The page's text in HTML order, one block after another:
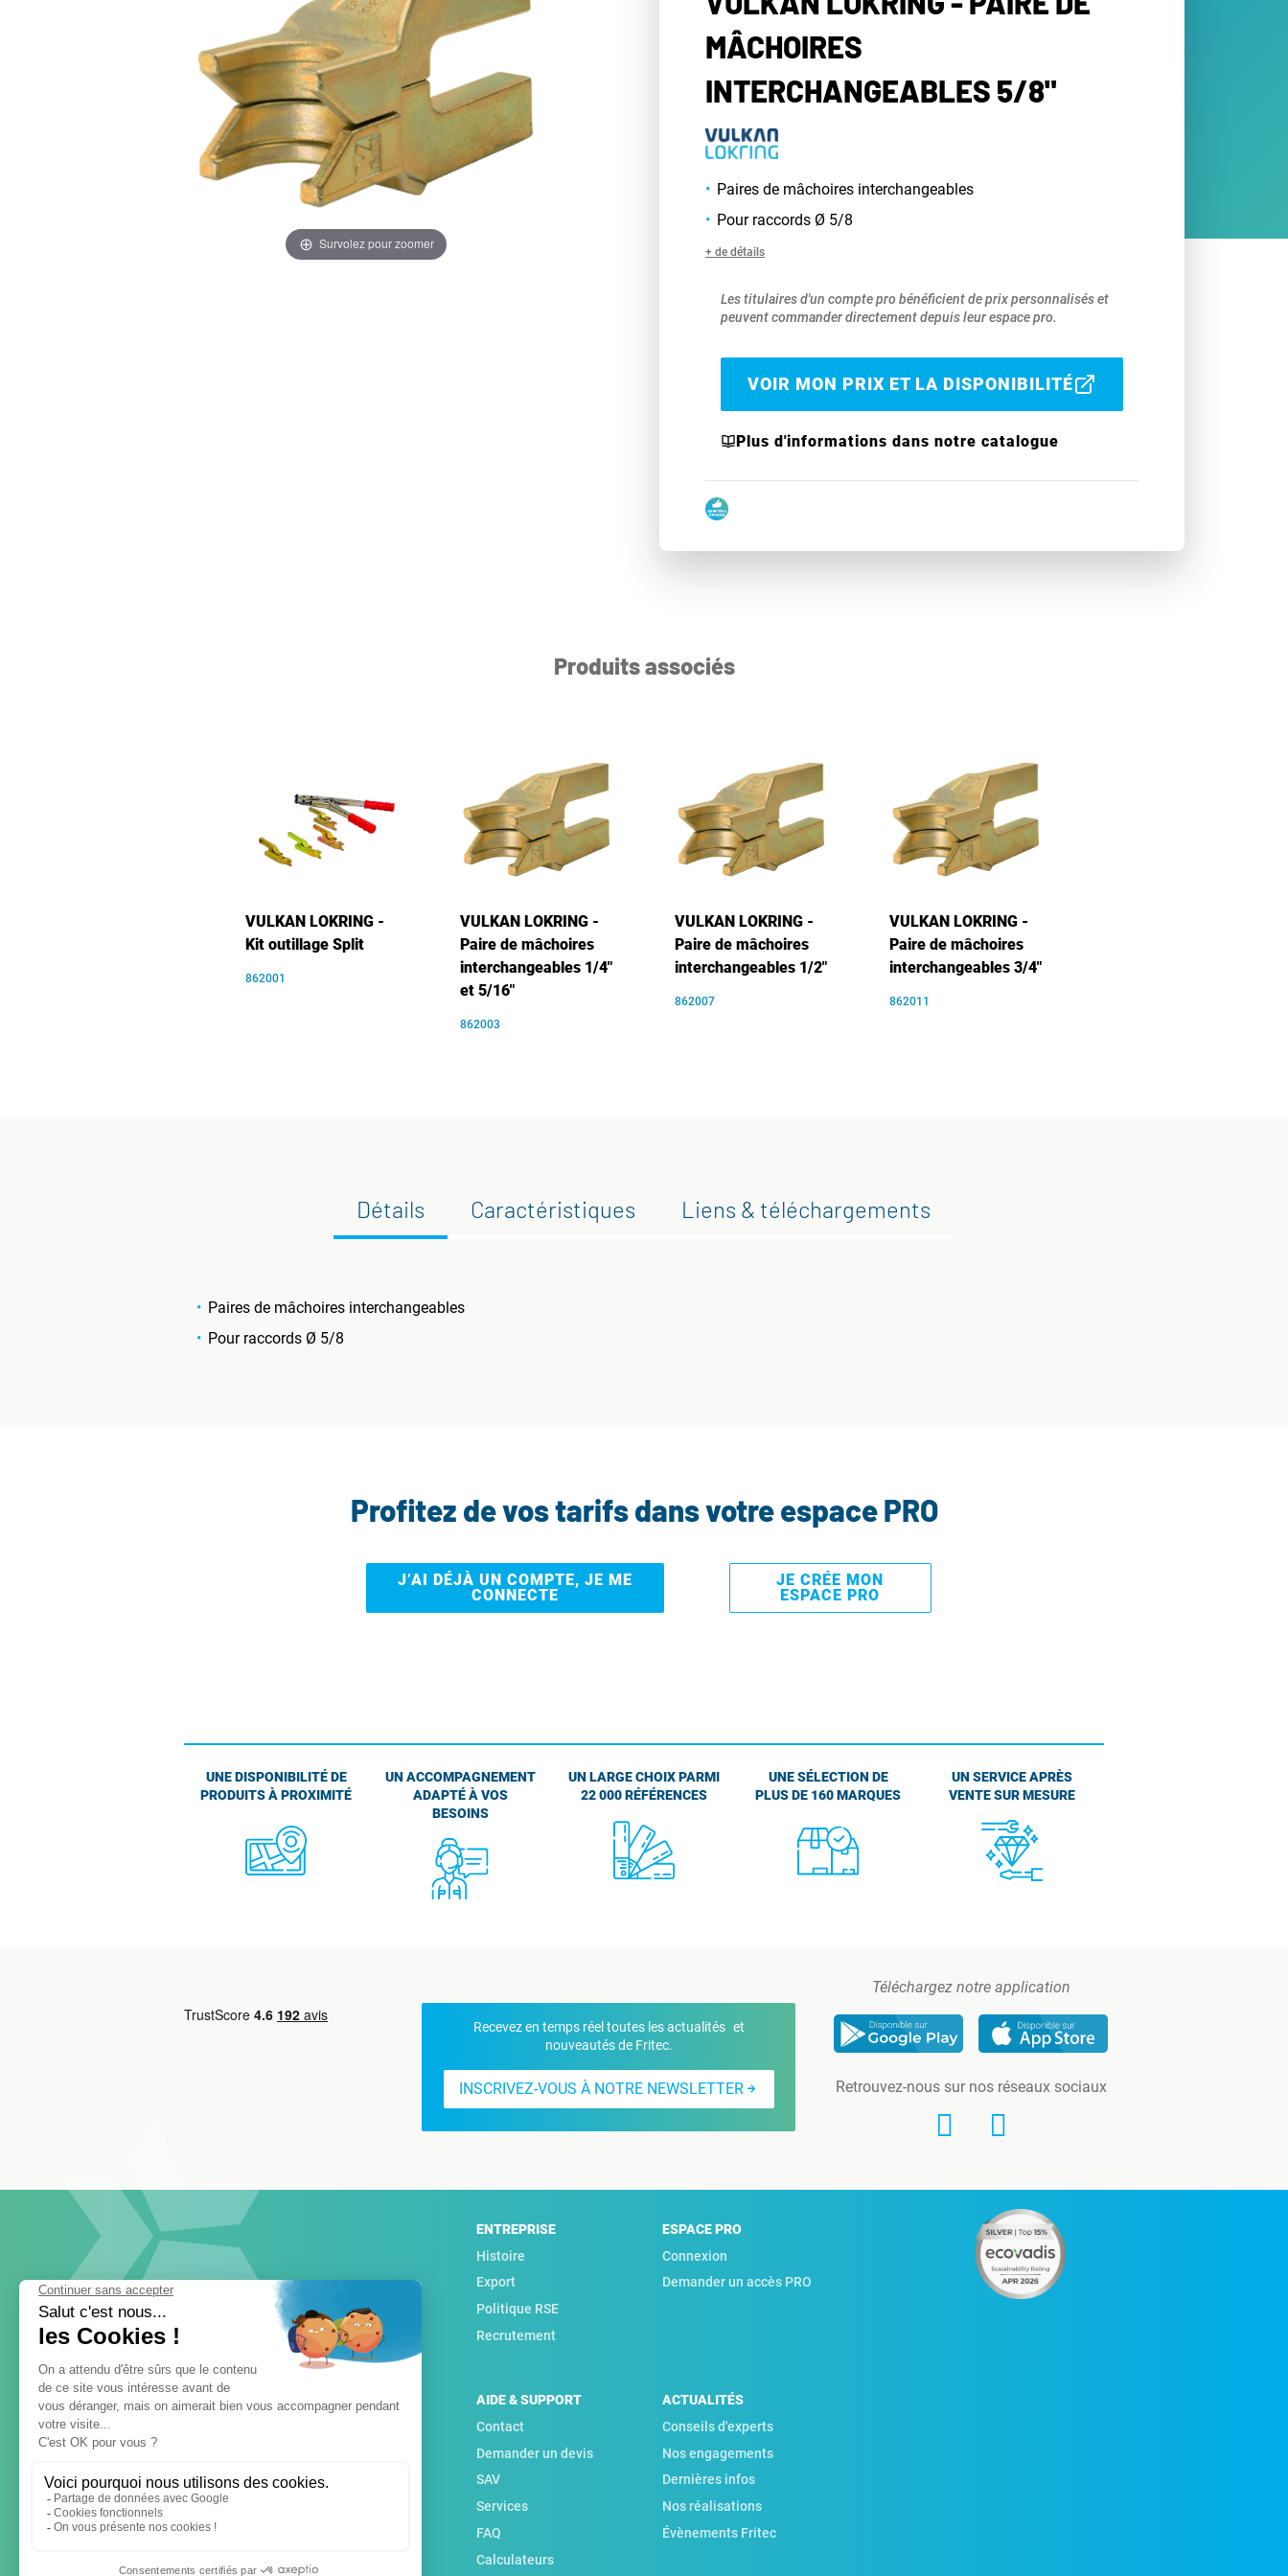
Survolez pour zoomer
MÂCHOIRES
INTERCHANGEABLES 5/8"
Paires de mâchoires interchangeables
Pour raccords Ø 5/8
+ de détails
Les titulaires d'un compte pro bénéficient de prix personnalisés et
peuvent commander directement depuis leur espace pro.
VOIR MON PRIX ET LA DISPONIBILITÉ
Plus d'informations dans notre catalogue
Produits associés
VULKAN LOKRING -
Kit outillage Split
862001
VULKAN LOKRING -
Paire de mâchoires
interchangeables 1/4"
et 5/16"
862003
VULKAN LOKRING -
Paire de mâchoires
interchangeables 1/2"
862007
VULKAN LOKRING -
Paire de mâchoires
interchangeables 3/4"
862011
Détails Caractéristiques Liens & téléchargements
Paires de mâchoires interchangeables
Pour raccords Ø 5/8
Profitez de vos tarifs dans votre espace PRO
J’AI DÉJÀ UN COMPTE, JE ME
CONNECTE
JE CRÉE MON
ESPACE PRO
UNE DISPONIBILITÉ DE
PRODUITS À PROXIMITÉ
UN ACCOMPAGNEMENT
ADAPTÉ À VOS
BESOINS
UN LARGE CHOIX PARMI
22 000 RÉFÉRENCES
UNE SÉLECTION DE
PLUS DE 160 MARQUES
UN SERVICE APRÈS
VENTE SUR MESURE
Recevez en temps réel toutes les actualités et
nouveautés de Fritec.
INSCRIVEZ-VOUS À NOTRE NEWSLETTER
Téléchargez notre application
Retrouvez-nous sur nos réseaux sociaux
ENTREPRISE
Histoire
Export
Politique RSE
Recrutement
ESPACE PRO
Connexion
Demander un accès PRO
AIDE & SUPPORT
Contact
Demander un devis
SAV
Services
FAQ
Calculateurs
ACTUALITÉS
Conseils d'experts
Nos engagements
Dernières infos
Nos réalisations
Évènements Fritec